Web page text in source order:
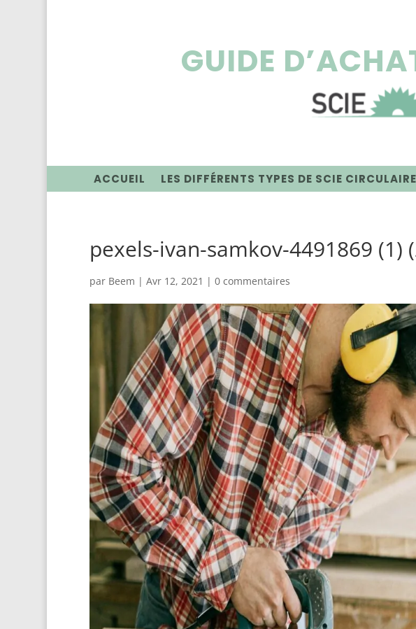
GUIDE
ACCUEIL LES DIFFÉRENTS TYPES DE SCIE CIRCULAIRE
pexels-ivan-samkov-4491869 (1)
par Beem | Avr 12, 2021 | 0 commentaires